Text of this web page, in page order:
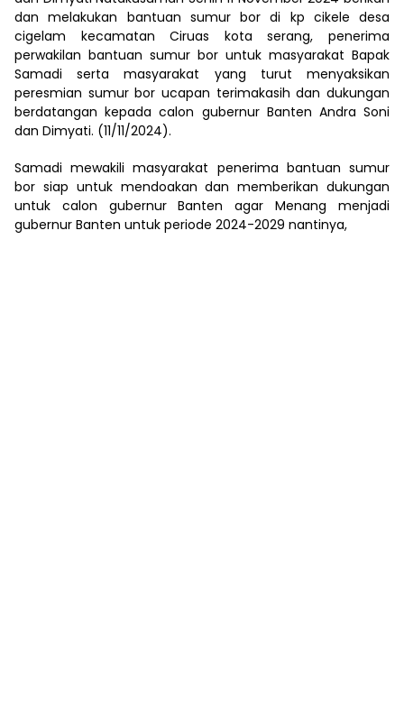
dan melakukan bantuan sumur bor di kp cikele desa
cigelam kecamatan Ciruas kota serang, penerima
perwakilan bantuan sumur bor untuk masyarakat Bapak
Samadi serta masyarakat yang turut menyaksikan
peresmian sumur bor ucapan terimakasih dan dukungan
berdatangan kepada calon gubernur Banten Andra Soni
dan Dimyati. (11/11/2024).
Samadi mewakili masyarakat penerima bantuan sumur
bor siap untuk mendoakan dan memberikan dukungan
untuk calon gubernur Banten agar Menang menjadi
gubernur Banten untuk periode 2024-2029 nantinya,